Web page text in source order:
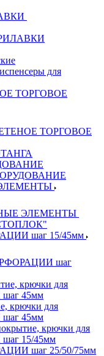
для
ТОРГОВОЕ
ТОРГОВОЕ
ЭЛЕМЕНТЫ
шаг 15/45мм
шаг
крючки для
45мм
крючки для
45мм
крючки для
15/45мм
шаг 25/50/75мм